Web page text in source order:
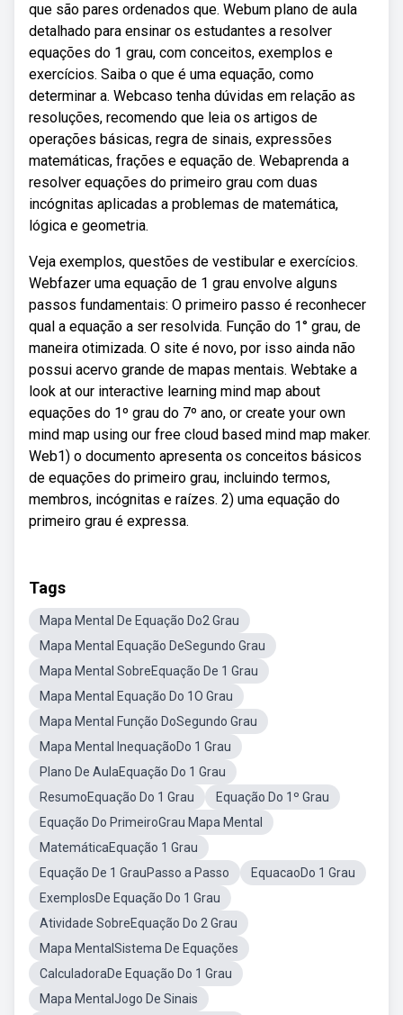
que são pares ordenados que. Webum plano de aula
detalhado para ensinar os estudantes a resolver
equações do 1 grau, com conceitos, exemplos e
exercícios. Saiba o que é uma equação, como
determinar a. Webcaso tenha dúvidas em relação as
resoluções, recomendo que leia os artigos de
operações básicas, regra de sinais, expressões
matemáticas, frações e equação de. Webaprenda a
resolver equações do primeiro grau com duas
incógnitas aplicadas a problemas de matemática,
lógica e geometria.
Veja exemplos, questões de vestibular e exercícios.
Webfazer uma equação de 1 grau envolve alguns
passos fundamentais: O primeiro passo é reconhecer
qual a equação a ser resolvida. Função do 1° grau, de
maneira otimizada. O site é novo, por isso ainda não
possui acervo grande de mapas mentais. Webtake a
look at our interactive learning mind map about
equações do 1º grau do 7º ano, or create your own
mind map using our free cloud based mind map maker.
Web1) o documento apresenta os conceitos básicos
de equações do primeiro grau, incluindo termos,
membros, incógnitas e raízes. 2) uma equação do
primeiro grau é expressa.
Tags
Mapa Mental De Equação Do2 Grau
Mapa Mental Equação DeSegundo Grau
Mapa Mental SobreEquação De 1 Grau
Mapa Mental Equação Do 1O Grau
Mapa Mental Função DoSegundo Grau
Mapa Mental InequaçãoDo 1 Grau
Plano De AulaEquação Do 1 Grau
ResumoEquação Do 1 Grau
Equação Do 1º Grau
Equação Do PrimeiroGrau Mapa Mental
MatemáticaEquação 1 Grau
Equação De 1 GrauPasso a Passo
EquacaoDo 1 Grau
ExemplosDe Equação Do 1 Grau
Atividade SobreEquação Do 2 Grau
Mapa MentalSistema De Equações
CalculadoraDe Equação Do 1 Grau
Mapa MentalJogo De Sinais